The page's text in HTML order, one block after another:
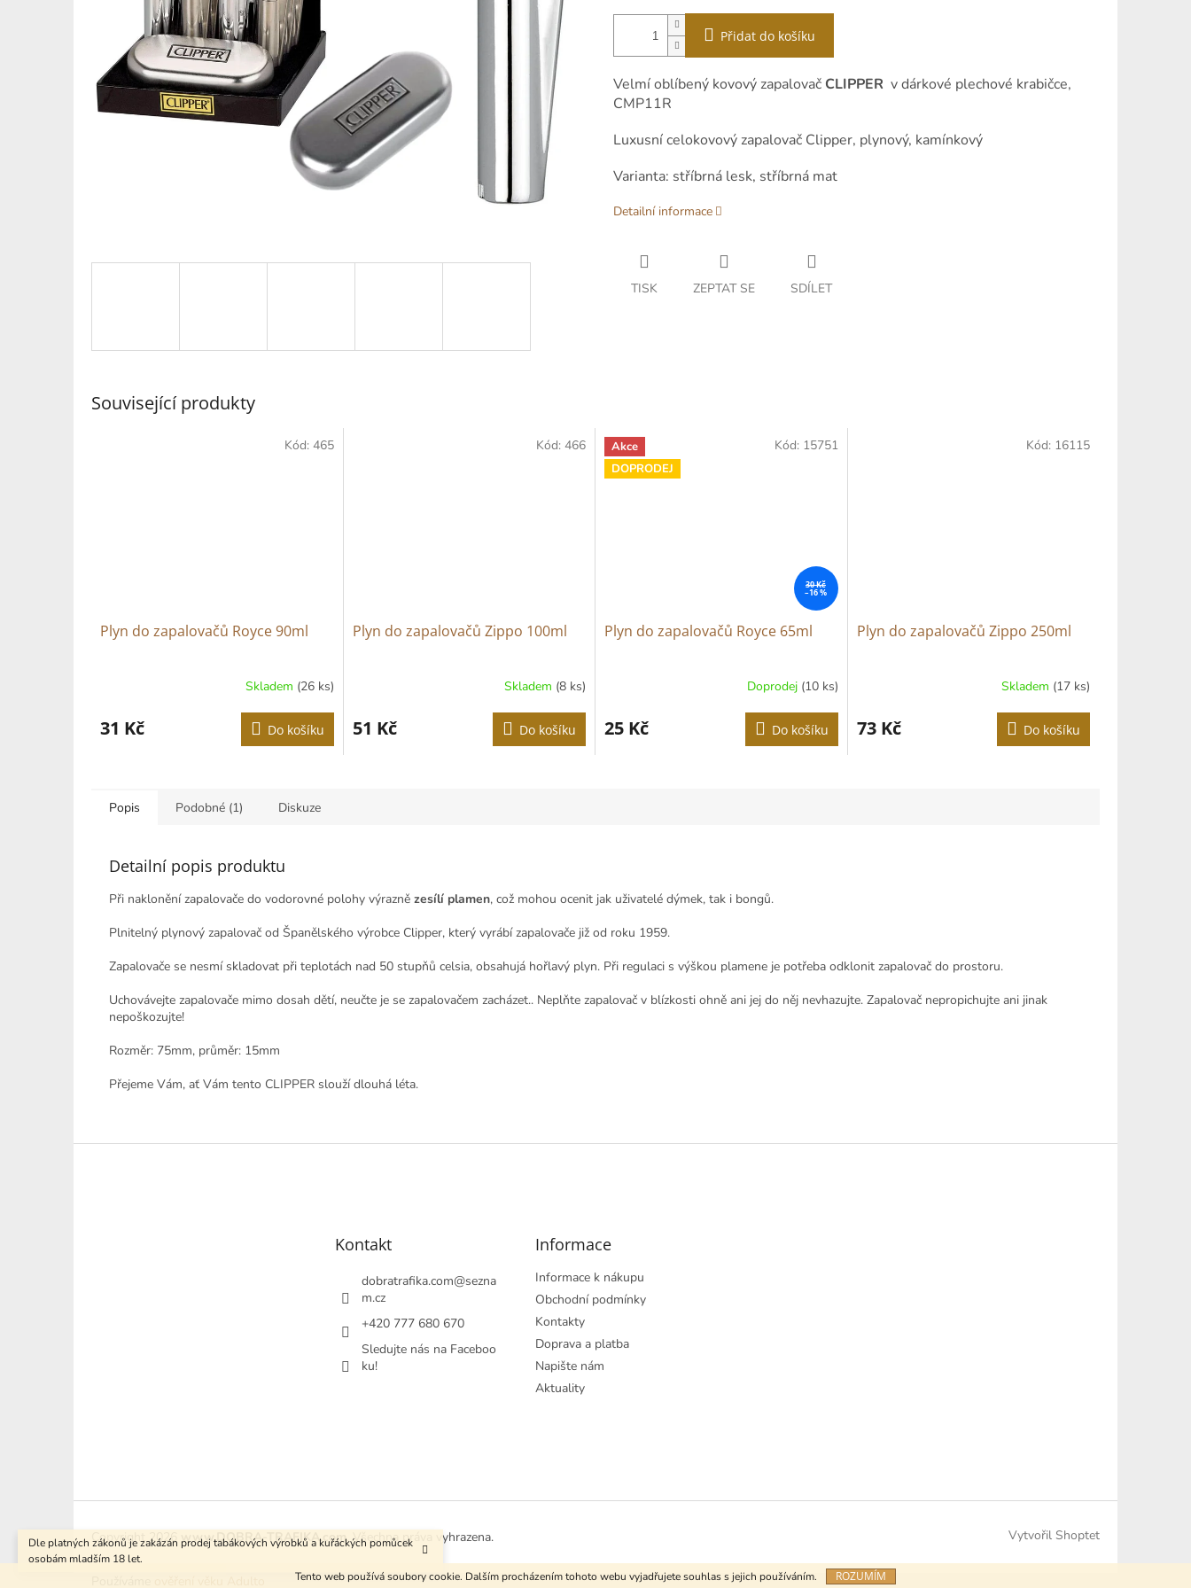
Tento web používá soubory cookie. Dalším procházením tohoto webu vyjadřujete souhlas s jejich používáním. ROZUMÍM
Dle platných zákonů je zakázán prodej tabákových výrobků a kuřáckých pomůcek
osobám mladším 18 let.
Přidat do košíku
Velmí oblíbený kovový zapalovač CLIPPER v dárkové plechové krabičce,
CMP11R
Luxusní celokovový zapalovač Clipper, plynový, kamínkový
Varianta: stříbrná lesk, stříbrná mat
Detailní informace
TISK ZEPTAT SE SDÍLET
Související produkty
Plyn do zapalovačů Royce 90ml
Skladem (26 ks)
31 Kč Do košíku
Kód: 465
Plyn do zapalovačů Zippo 100ml
Skladem (8 ks)
51 Kč Do košíku
Kód: 466
Akce
DOPRODEJ
30 Kč
–16 %
Plyn do zapalovačů Royce 65ml
Doprodej (10 ks)
25 Kč Do košíku
Kód: 15751
Plyn do zapalovačů Zippo 250ml
Skladem (17 ks)
73 Kč Do košíku
Kód: 16115
Popis Podobné (1) Diskuze
Detailní popis produktu
Při naklonění zapalovače do vodorovné polohy výrazně zesílí plamen, což mohou ocenit jak uživatelé dýmek, tak i bongů.
Plnitelný plynový zapalovač od Španělského výrobce Clipper, který vyrábí zapalovače již od roku 1959.
Zapalovače se nesmí skladovat při teplotách nad 50 stupňů celsia, obsahujá hořlavý plyn. Při regulaci s výškou plamene je potřeba odklonit zapalovač do prostoru.
Uchovávejte zapalovače mimo dosah dětí, neučte je se zapalovačem zacházet.. Neplňte zapalovač v blízkosti ohně ani jej do něj nevhazujte. Zapalovač nepropichujte ani jinak
nepoškozujte!
Rozměr: 75mm, průměr: 15mm
Přejeme Vám, ať Vám tento CLIPPER slouží dlouhá léta.
Kontakt
dobratrafika.com@sezna
m.cz
+420 777 680 670
Sledujte nás na Faceboo
ku!
Informace
Informace k nákupu
Obchodní podmínky
Kontakty
Doprava a platba
Napište nám
Aktuality
Vytvořil Shoptet
Copyright 2026 www.DOBRA-TRAFIKA.com. Všechna práva vyhrazena.